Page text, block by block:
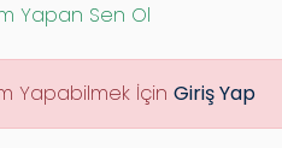
Yapan Sen Ol
Yapabilmek İçin Giriş Yap